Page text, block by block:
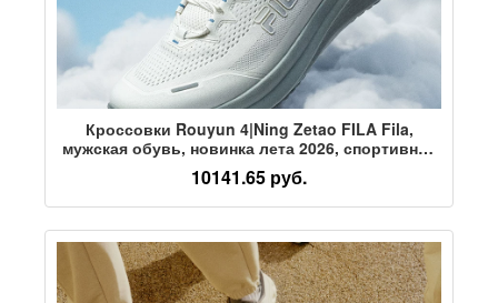
Кроссовки Rouyun 4|Ning Zetao FILA Fila,
мужская обувь, новинка лета 2026, спортивная
обувь для бега, сетчатые кроссовки для бега
10141.65 руб.